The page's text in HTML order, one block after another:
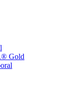
Gold